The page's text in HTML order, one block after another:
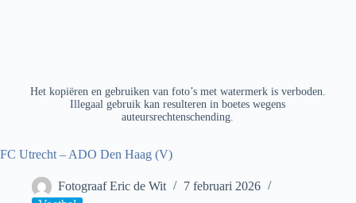
Het kopiëren en gebruiken van foto’s met watermerk is verboden.
Illegaal gebruik kan resulteren in boetes wegens
auteursrechtenschending.
FC Utrecht – ADO Den Haag (V)
Fotograaf Eric de Wit
7 februari 2026